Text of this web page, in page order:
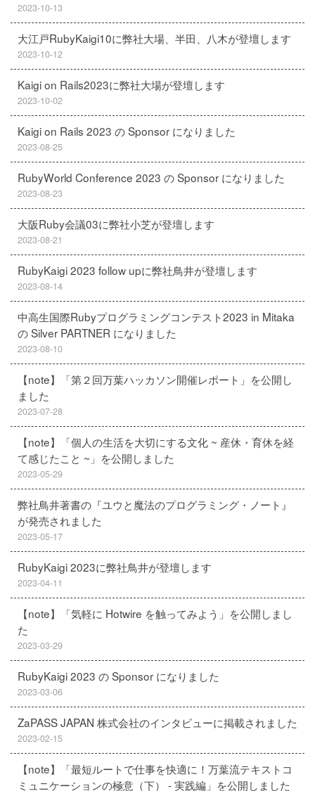
2023-10-13
大江戸RubyKaigi10に弊社大場、半田、八木が登壇します
2023-10-12
Kaigi on Rails2023に弊社大場が登壇します
2023-10-02
Kaigi on Rails 2023 の Sponsor になりました
2023-08-25
RubyWorld Conference 2023 の Sponsor になりました
2023-08-23
大阪Ruby会議03に弊社小芝が登壇します
2023-08-21
RubyKaigi 2023 follow upに弊社鳥井が登壇します
2023-08-14
中高生国際Rubyプログラミングコンテスト2023 in Mitaka
の Silver PARTNER になりました
2023-08-10
【note】「第２回万葉ハッカソン開催レポート」を公開し
ました
2023-07-28
【note】「個人の生活を大切にする文化 ~ 産休・育休を経
て感じたこと ~」を公開しました
2023-05-29
弊社鳥井著書の『ユウと魔法のプログラミング・ノート』
が発売されました
2023-05-17
RubyKaigi 2023に弊社鳥井が登壇します
2023-04-11
【note】「気軽に Hotwire を触ってみよう」を公開しまし
た
2023-03-29
RubyKaigi 2023 の Sponsor になりました
2023-03-06
ZaPASS JAPAN 株式会社のインタビューに掲載されました
2023-02-15
【note】「最短ルートで仕事を快適に！万葉流テキストコ
ミュニケーションの極意（下） - 実践編」を公開しました